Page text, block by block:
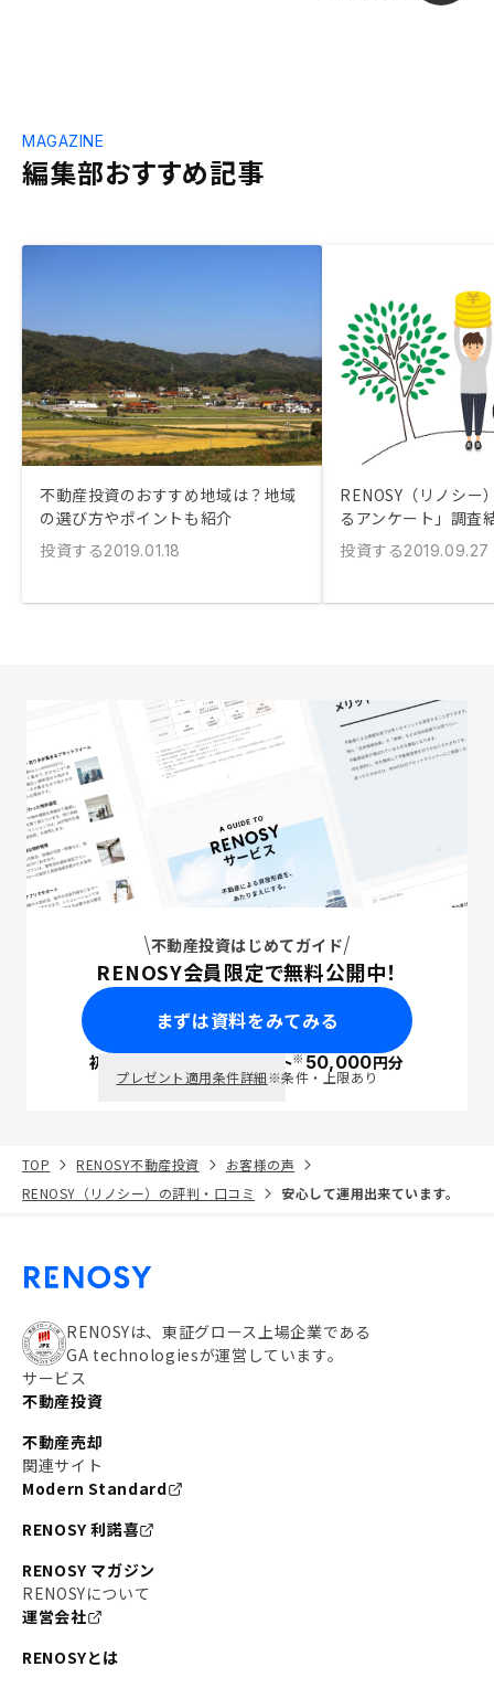
編集部おすすめ記事
MAGAZINE
不動産投資のおすすめ地域は？地域
の選び方やポイントも紹介
投資する2019.01.18
RENOSY（リノシー
るアンケート」調査
投資する2019.09.27
不動産投資はじめてガイド
RENOSY会員限定で無料公開中！
まずは資料をみてみる
初回面談で ポイント※50,000円分
プレゼント適用条件詳細※条件・上限あり
TOP RENOSY不動産投資
お客様の声
RENOSY（リノシー）の評判・口コミ
安心して運用出来ています。
RENOSYは、東証グロース上場企業である
GA technologiesが運営しています。
サービス
不動産投資
不動産売却
関連サイト
Modern Standard
RENOSY 利諾喜
RENOSY マガジン
RENOSYについて
運営会社
RENOSYとは